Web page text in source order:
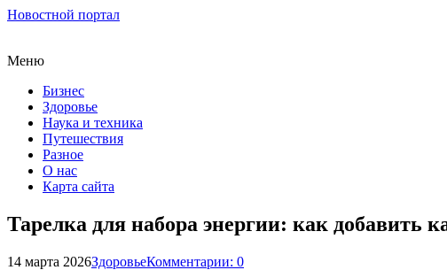
Новостной портал
Меню
Бизнес
Здоровье
Наука и техника
Путешествия
Разное
О нас
Карта сайта
Тарелка для набора энергии: как добавить
14 марта 2026ЗдоровьеКомментарии: 0